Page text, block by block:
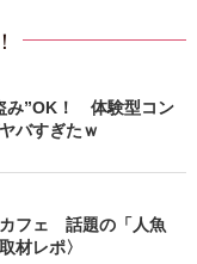
み”OK！ 体験型コン
バすぎたｗ
カフェ 話題の「人魚
材レポ〉